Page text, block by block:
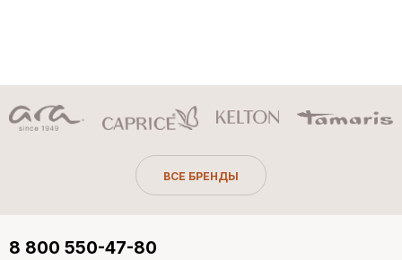
ВСЕ БРЕНДЫ
8 800 550-47-80